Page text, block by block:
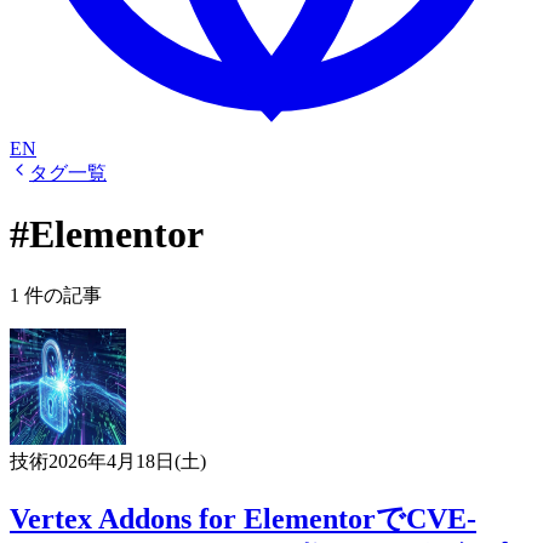
EN
タグ一覧
#Elementor
1 件の記事
技術2026年4月18日(土)
Vertex Addons for ElementorでCVE-